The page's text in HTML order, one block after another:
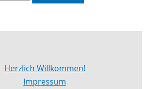
Herzlich Willkommen!
Impressum